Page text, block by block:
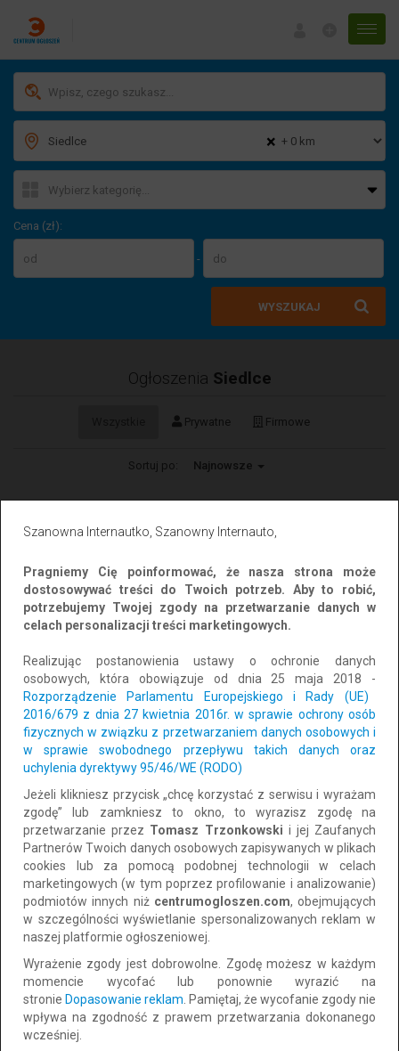
Menu
×
Cena (zł):
-
WYSZUKAJ
Ogłoszenia Siedlce
Prywatne Firmowe
Sortuj po: Najnowsze
WYRÓŻNIONE
Usługi BHP w pełnym zakresie
Lokalizacja: Bartoszyce CAŁY KRAJ
Dodano: 2025-10-07 07:10:37
60 zł
do negocjacji
Szybka i bezpłatna obsługa pożyczki.
Szanowna Internautko, Szanowny Internauto,
Pragniemy Cię poinformować, że nasza strona może
dostosowywać treści do Twoich potrzeb. Aby to robić,
potrzebujemy Twojej zgody na przetwarzanie danych w
celach personalizacji treści marketingowych.
Realizując postanowienia ustawy o ochronie danych
osobowych, która obowiązuje od dnia 25 maja 2018 -
Rozporządzenie Parlamentu Europejskiego i Rady (UE)
2016/679 z dnia 27 kwietnia 2016r. w sprawie ochrony osób
fizycznych w związku z przetwarzaniem danych osobowych i
w sprawie swobodnego przepływu takich danych oraz
uchylenia dyrektywy 95/46/WE (RODO)
Jeżeli klikniesz przycisk „chcę korzystać z serwisu i wyrażam
zgodę” lub zamkniesz to okno, to wyrazisz zgodę na
przetwarzanie przez Tomasz Trzonkowski i jej Zaufanych
Partnerów Twoich danych osobowych zapisywanych w plikach
cookies lub za pomocą podobnej technologii w celach
marketingowych (w tym poprzez profilowanie i analizowanie)
podmiotów innych niż centrumogloszen.com, obejmujących
w szczególności wyświetlanie spersonalizowanych reklam w
naszej platformie ogłoszeniowej.
Wyrażenie zgody jest dobrowolne. Zgodę możesz w każdym
momencie wycofać lub ponownie wyrazić na
stronie Dopasowanie reklam . Pamiętaj, że wycofanie zgody nie
wpływa na zgodność z prawem przetwarzania dokonanego
wcześniej.